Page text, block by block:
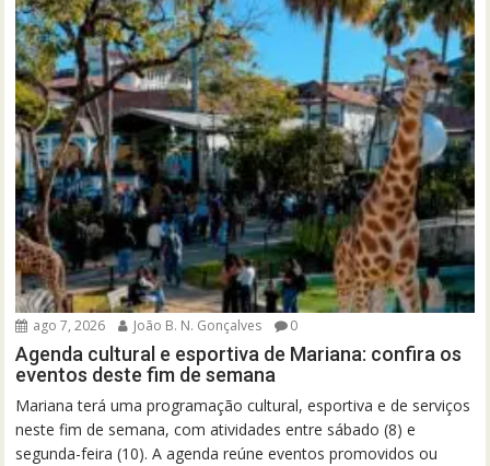
ago 7, 2026 João B. N. Gonçalves 0
Agenda cultural e esportiva de Mariana: confira os
eventos deste fim de semana
Mariana terá uma programação cultural, esportiva e de serviços
neste fim de semana, com atividades entre sábado (8) e
segunda-feira (10). A agenda reúne eventos promovidos ou